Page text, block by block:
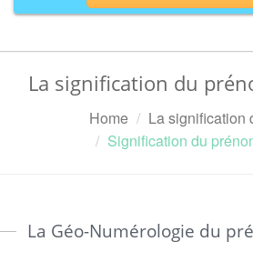
La signification du
Home
La signification
Signification du
La Géo-Numérologie du